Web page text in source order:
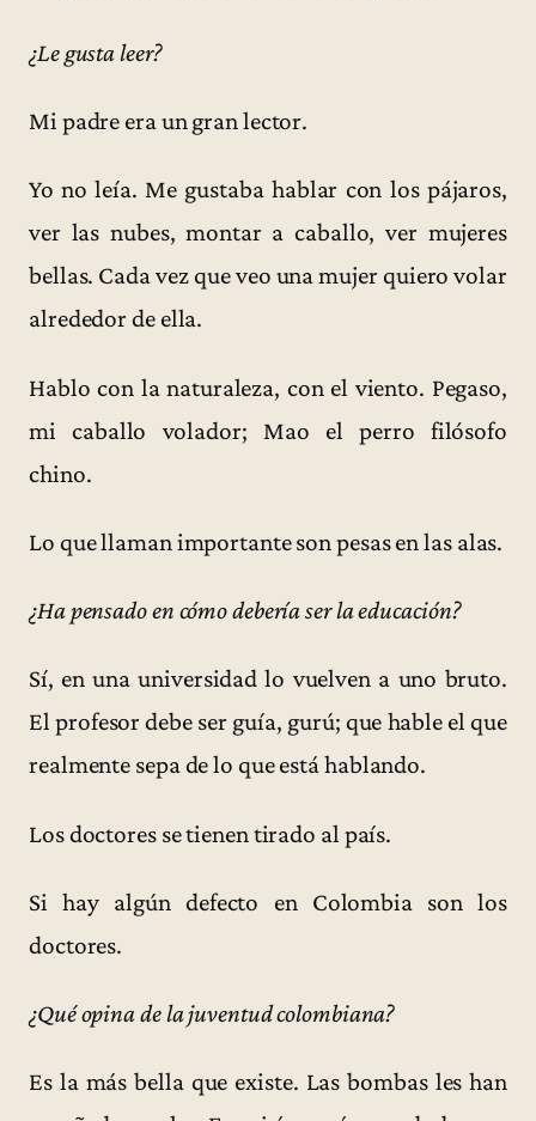
¿Le gusta leer?
Mi padre era un gran lector.
Yo no leía. Me gustaba hablar con los pájaros,
ver las nubes, montar a caballo, ver mujeres
bellas. Cada vez que veo una mujer quiero volar
alrededor de ella.
Hablo con la naturaleza, con el viento. Pegaso,
mi caballo volador; Mao el perro filósofo
chino.
Lo que llaman importante son pesas en las alas.
¿Ha pensado en cómo debería ser la educación?
Sí, en una universidad lo vuelven a uno bruto.
El profesor debe ser guía, gurú; que hable el que
realmente sepa de lo que está hablando.
Los doctores se tienen tirado al país.
Si hay algún defecto en Colombia son los
doctores.
¿Qué opina de la juventud colombiana?
Es la más bella que existe. Las bombas les han